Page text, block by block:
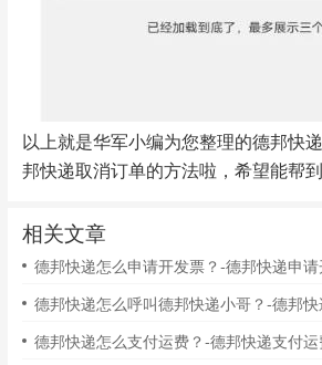
以上就是华军小编为您整理的德邦快
邦快递取消订单的方法啦，希望能帮到
相关文章
德邦快递怎么申请开发票？-德邦快递申
德邦快递怎么支付运费？-德邦快递支付